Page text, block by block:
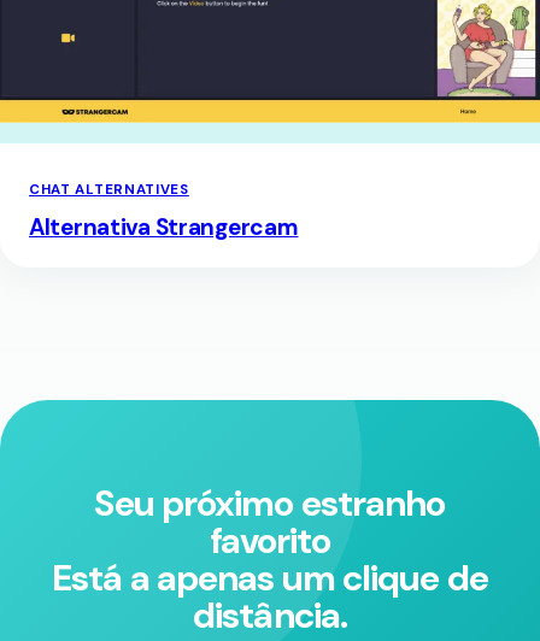
CHAT ALTERNATIVES
Alternativa Strangercam
Seu próximo estranho
favorito
Está a apenas um clique de
distância.